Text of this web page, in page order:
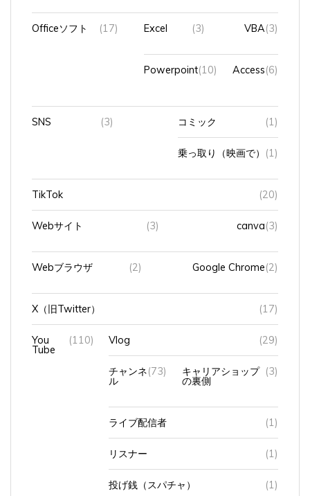
Officeソフト (17) Excel (3) VBA (3)
Powerpoint (10) Access (6)
SNS (3) (1)
乗っ取り（映画で） (1)
TikTok (20)
Webサイト (3) (3)
Webブラウザ (2) Google Chrome (2)
X（旧Twitter） (17)
You
Tube
(110) Vlog (29)
チャンネ
ル
(73) キャリアショップ
の裏側
(3)
ライブ配信者 (1)
リスナー (1)
投げ銭（スパチャ） (1)